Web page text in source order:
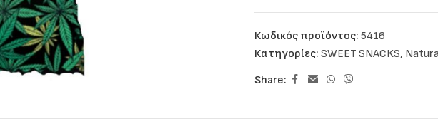
Κωδικός προϊόντος: 5416
Κατηγορίες: SWEET SNACKS,
Share: